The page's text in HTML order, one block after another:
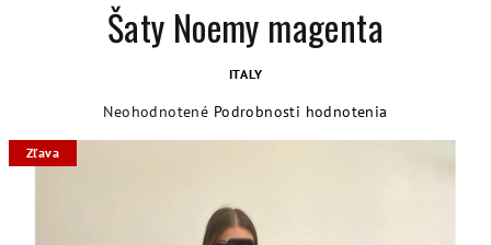
Šaty Noemy magenta
ITALY
Priemerné
Neohodnotené Podrobnosti hodnotenia
Zľava